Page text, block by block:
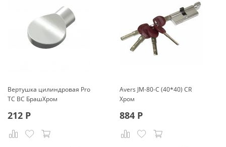
Вертушка цилиндровая Pro
TC BС БрашХром
212 Р
Avers JМ-80-С (40*40) CR
Хром
884Р